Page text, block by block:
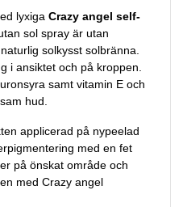
lyxiga Crazy angel self-
sol spray är utan
solkysst solbränna.
i ansiktet och på kroppen.
samt vitamin E och
hud.
applicerad på nypeelad
med en fet
på önskat område och
med Crazy angel